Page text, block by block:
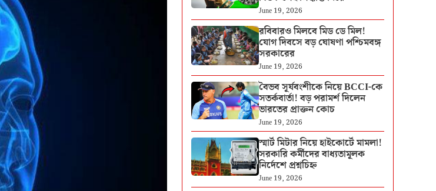
June 19, 2026
রবিবারও মিলবে মিড ডে মিল!
যোগ দিবসে বড় ঘোষণা পশ্চিমবঙ্গ
সরকারের
June 19, 2026
বৈভব সূর্যবংশীকে নিয়ে BCCI-কে
সতর্কবার্তা! বড় পরামর্শ দিলেন
ভারতের প্রাক্তন কোচ
June 19, 2026
স্মার্ট মিটার নিয়ে হাইকোর্টে মামলা!
সরকারি কর্মীদের বাধ্যতামূলক
নির্দেশে প্রশ্নচিহ্ন
June 19, 2026